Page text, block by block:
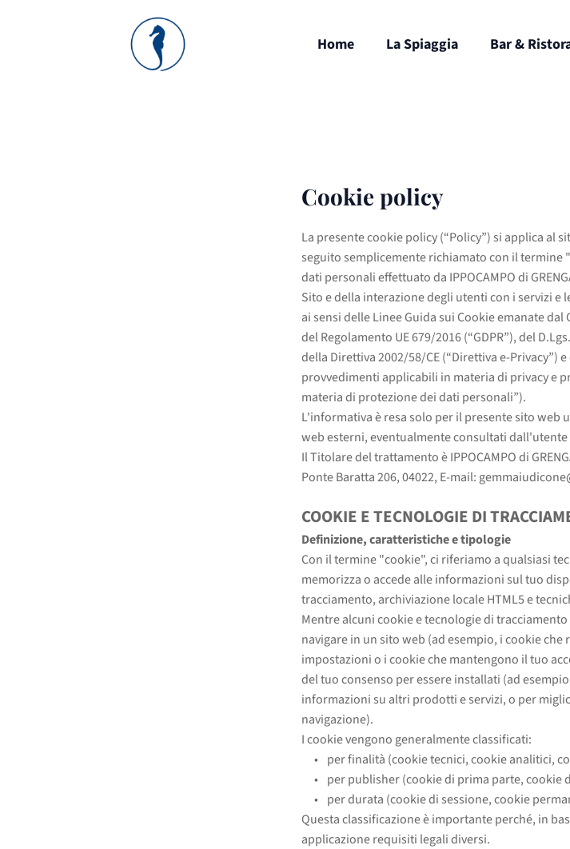
Home La Spiaggia Bar &
Cookie policy
La presente cookie policy (“Policy”) si applica al
seguito semplicemente richiamato con il
dati personali effettuato da IPPOCAMPO di
Sito e della interazione degli utenti con i servizi e
ai sensi delle Linee Guida sui Cookie emanate dal
del Regolamento UE 679/2016 (“GDPR”), del
della Direttiva 2002/58/CE (“Direttiva e-Privacy”)
provvedimenti applicabili in materia di privacy e
materia di protezione dei dati personali”).
L'informativa è resa solo per il presente sito web
web esterni, eventualmente consultati
Il Titolare del trattamento è IPPOCAMPO di
Ponte Baratta 206, 04022, E-mail:
COOKIE E TECNOLOGIE DI
Definizione, caratteristiche e tipologie
Con il termine "cookie", ci riferiamo a qualsiasi
memorizza o accede alle informazioni sul tuo
tracciamento, archiviazione locale HTML5 e
Mentre alcuni cookie e tecnologie di
navigare in un sito web (ad esempio, i cookie
impostazioni o i cookie che mantengono il tuo
del tuo consenso per essere installati (ad
informazioni su altri prodotti e servizi, o per
navigazione).
I cookie vengono generalmente classificati:
per finalità (cookie tecnici, cookie analitici,
per publisher (cookie di prima parte, cookie
per durata (cookie di sessione, cookie
Questa classificazione è importante perché, in
applicazione requisiti legali diversi.